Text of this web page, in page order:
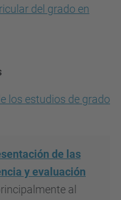
del grado en
los estudios de grado
de las
y evaluación
al